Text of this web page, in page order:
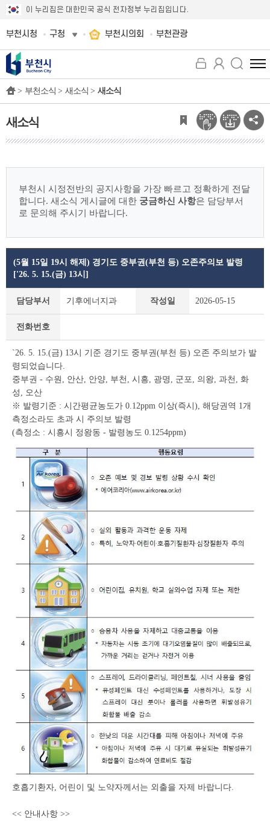
이 누리집은 대한민국 공식 전자정부 누리집입니다.
부천시청 구청 부천시의회 부천관광
전
체
뉴
보
기
> 부천소식 > 새소식 > 새소식
새소식
부천시 시정전반의 공지사항을 가장 빠르고 정확하게 전달
합니다. 새소식 게시글에 대한 궁금하신 사항은 담당부서
로 문의해 주시기 바랍니다.
세
회
테
이
블
(5월 15일 19시 해제) 경기도 중부권(부천 등) 오존주의보 발령
['26. 5. 15.(금) 13시]
담당부서 기후에너지과 작성일 2026-05-15
전화번호
`26. 5. 15.(금) 13시 기준 경기도 중부권(부천 등) 오존 주의보가 발
령되었습니다.
중부권 - 수원, 안산, 안양, 부천, 시흥, 광명, 군포, 의왕, 과천, 화
성, 오산
※ 발령기준 : 시간평균농도가 0.12ppm 이상(즉시), 해당권역 1개
측정소라도 초과 시 주의보 발령
(측정소 : 시흥시 정왕동 - 발령농도 0.1254ppm)
호흡기환자, 어린이 및 노약자께서는 외출을 자제 바랍니다.
<< 안내사항 >>